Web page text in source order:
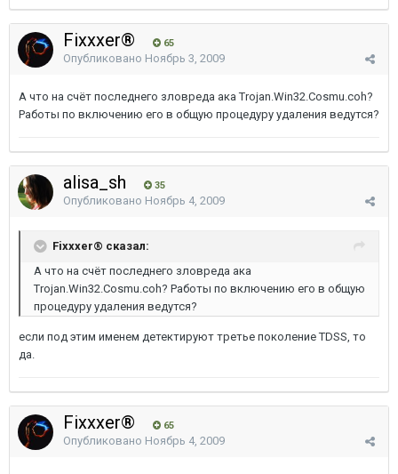
Fixxxer® 65
Опубликовано Ноябрь 3, 2009
А что на счёт последнего зловреда ака Trojan.Win32.Cosmu.coh?
Работы по включению его в общую процедуру удаления ведутся?
alisa_sh 35
Опубликовано Ноябрь 4, 2009
Fixxxer® сказал:
А что на счёт последнего зловреда ака
Trojan.Win32.Cosmu.coh? Работы по включению его в общую
процедуру удаления ведутся?
если под этим именем детектируют третье поколение TDSS, то
да.
Fixxxer® 65
Опубликовано Ноябрь 4, 2009